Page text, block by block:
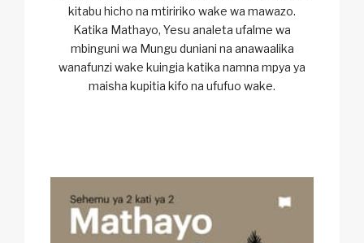
kitabu hicho na mtiririko wake wa mawazo.
Katika Mathayo, Yesu analeta ufalme wa
mbinguni wa Mungu duniani na anawaalika
wanafunzi wake kuingia katika namna mpya ya
maisha kupitia kifo na ufufuo wake.